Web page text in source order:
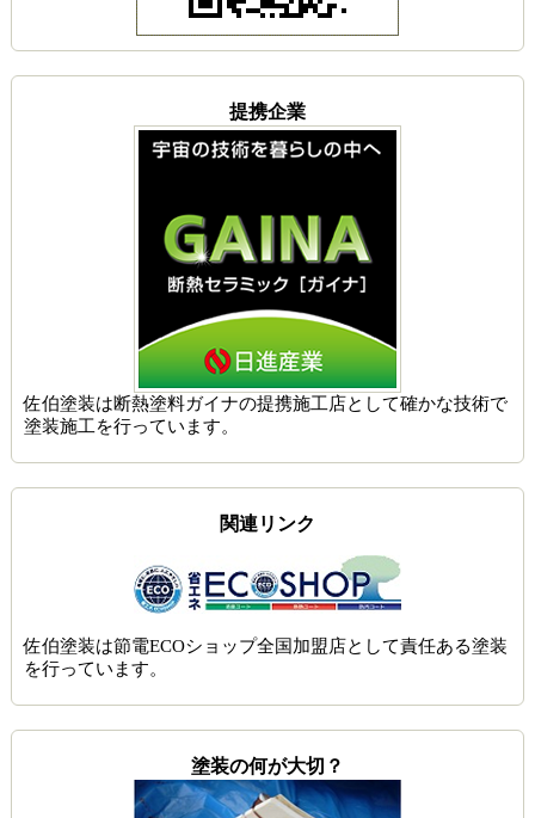
提携企業
佐伯塗装は断熱塗料ガイナの提携施工店として確かな技術で
塗装施工を行っています。
関連リンク
佐伯塗装は節電ECOショップ全国加盟店として責任ある塗装
を行っています。
塗装の何が大切？